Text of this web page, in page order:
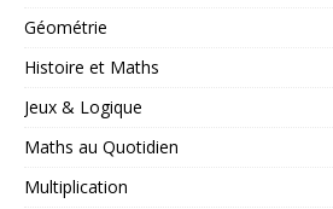
Géométrie
Histoire et Maths
Jeux & Logique
Maths au Quotidien
Multiplication